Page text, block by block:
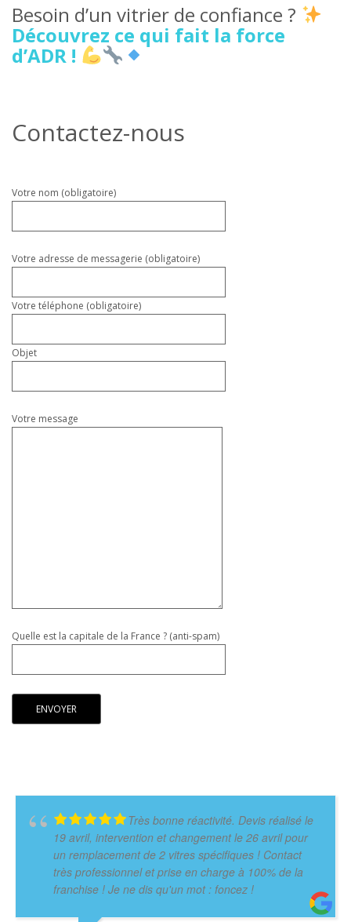
Besoin d’un vitrier de confiance ?
Découvrez ce qui fait la force
d’ADR !
Contactez-nous
Veuillez
vide.
Votre nom (obligatoire)
Votre adresse de messagerie (obligatoire)
Votre téléphone (obligatoire)
Objet
Votre message
Quelle est la capitale de la France ? (anti-spam)
Très bonne réactivité. Devis réalisé le
19 avril, intervention et changement le 26 avril pour
un remplacement de 2 vitres spécifiques ! Contact
très professionnel et prise en charge à 100% de la
franchise ! Je ne dis qu'un mot : foncez !